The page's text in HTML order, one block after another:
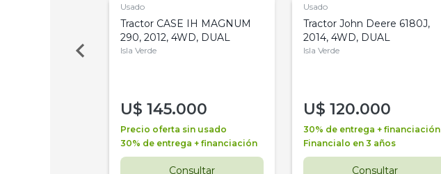
Usado
Tractor CASE IH MAGNUM
290, 2012, 4WD, DUAL
Isla Verde
U$ 145.000
Precio oferta sin usado
30% de entrega + financiación
Consultar
Usado
Tractor John Deere 6180J,
2014, 4WD, DUAL
Isla Verde
U$ 120.000
30% de entrega + financiación
Financialo en 3 años
Consultar